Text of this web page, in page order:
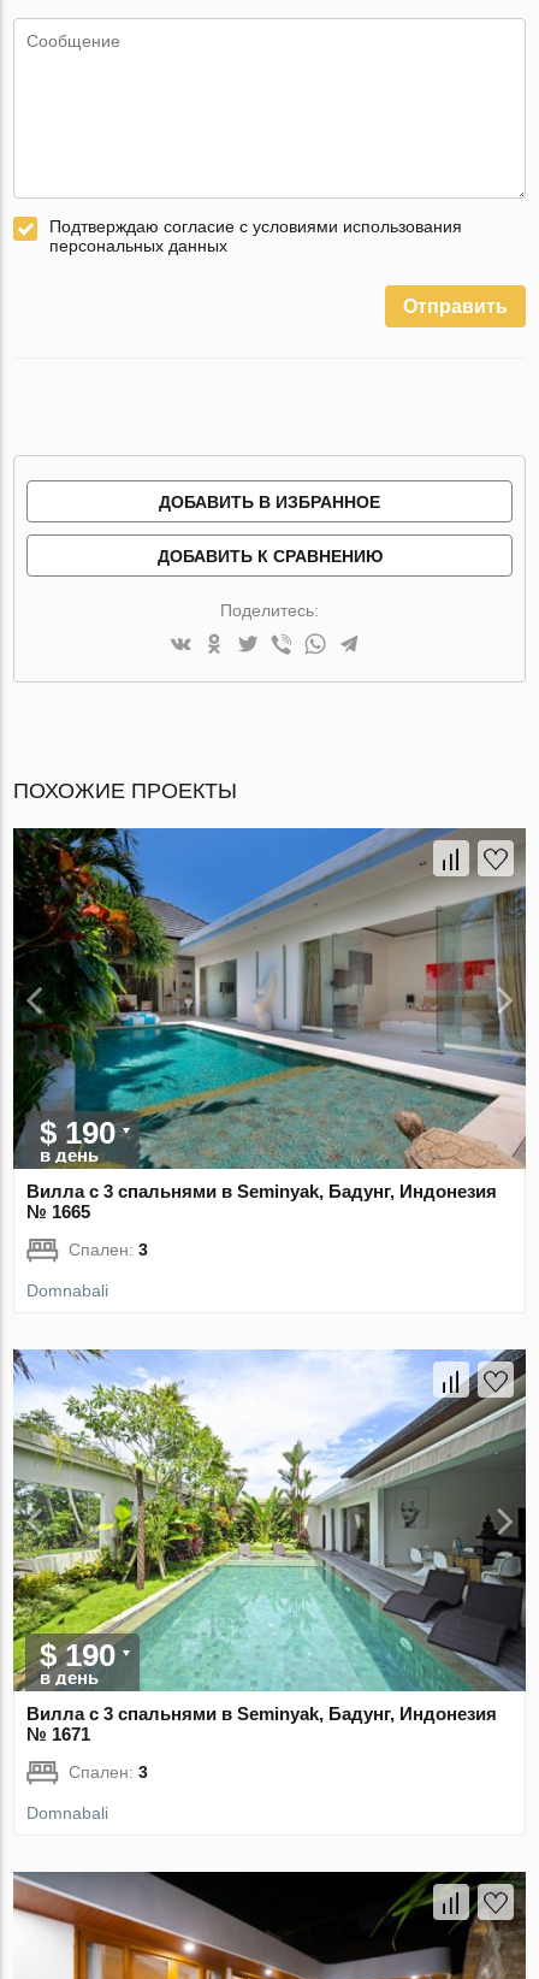
Подтверждаю согласие с условиями использования
персональных данных
Отправить
ДОБАВИТЬ В ИЗБРАННОЕ
ДОБАВИТЬ К СРАВНЕНИЮ
Поделитесь:
ПОХОЖИЕ ПРОЕКТЫ
$ 190
в день
Вилла с 3 спальнями в Seminyak, Бадунг, Индонезия
№ 1665
Спален:3
Domnabali
$ 190
в день
Вилла с 3 спальнями в Seminyak, Бадунг, Индонезия
№ 1671
Спален:3
Domnabali